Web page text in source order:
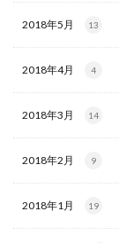
2018年5月 13
2018年4月 4
2018年3月 14
2018年2月 9
2018年1月 19